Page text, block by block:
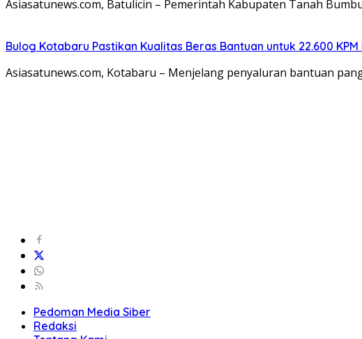
Asiasatunews.com, Batulicin – Pemerintah Kabupaten Tanah
Bulog Kotabaru Pastikan Kualitas Beras Bantuan untuk 22.600
Asiasatunews.com, Kotabaru – Menjelang penyaluran bantuan
Pedoman Media Siber
Redaksi